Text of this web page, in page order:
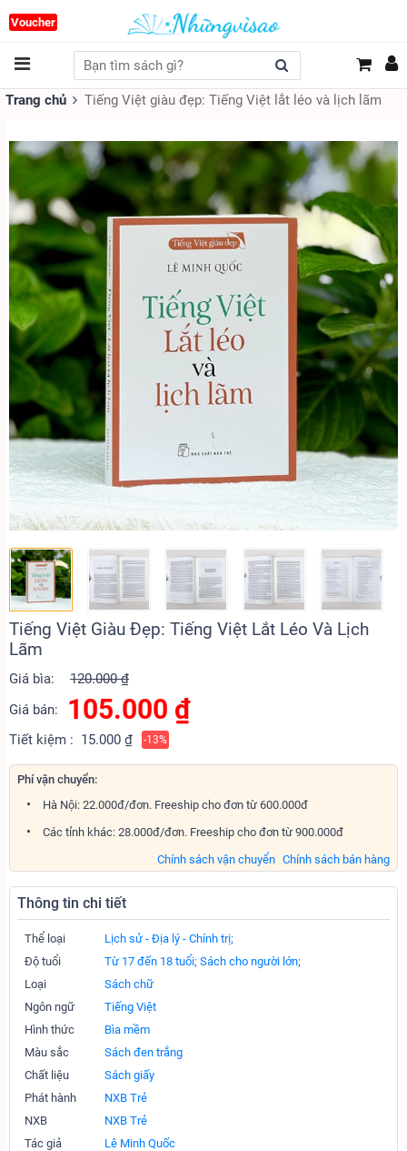
Voucher
Trang chủ Tiếng Việt giàu đẹp: Tiếng Việt lắt léo và lịch lãm
Tiếng Việt Giàu Đẹp: Tiếng Việt Lắt Léo Và Lịch
Lãm
Giá bìa:
120.000 ₫
Giá bán:
105.000 ₫
Tiết kiệm : 15.000 ₫ -13%
Phí vận chuyển:
Hà Nội: 22.000đ/đơn. Freeship cho đơn từ 600.000đ
Các tỉnh khác: 28.000đ/đơn. Freeship cho đơn từ 900.000đ
Chính sách bán hàng
Chính sách vận chuyển
Thông tin chi tiết
Thể loại
Lịch sử - Địa lý - Chính trị;
Độ tuổi
Từ 17 đến 18 tuổi; Sách cho người lớn;
Loại
Sách chữ
Ngôn ngữ
Tiếng Việt
Hình thức
Bìa mềm
Màu sắc
Sách đen trắng
Chất liệu
Sách giấy
Phát hành
NXB Trẻ
NXB
NXB Trẻ
Tác giả
Lê Minh Quốc